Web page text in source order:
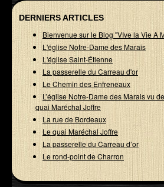
DERNIERS ARTICLES
Bienvenue sur le Blog "VIve la Vie A
L'église Notre-Dame des Marais
L'église Saint-Étienne
La passerelle du Carreau d'or
Le Chemin des Enfreneaux
L’église Notre-Dame des Marais vu
quai Maréchal Joffre
La rue de Bordeaux
Le quai Maréchal Joffre
La passerelle du Carreau d’or
Le rond-point de Charron